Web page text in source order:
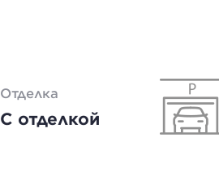
Отделка
С отделкой